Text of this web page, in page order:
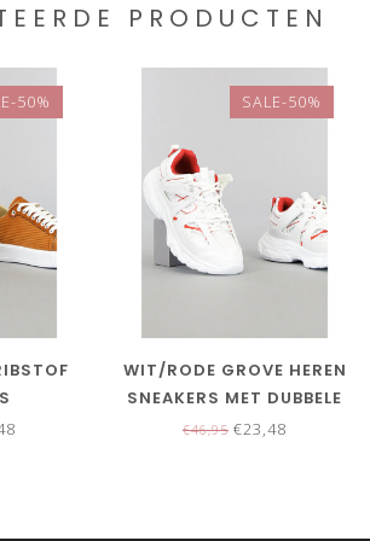
PRODUCTEN
50% SALE-50%
WIT/RODE GROVE HEREN
SNEAKERS MET DUBBELE
VETER
€46,95 €23,48